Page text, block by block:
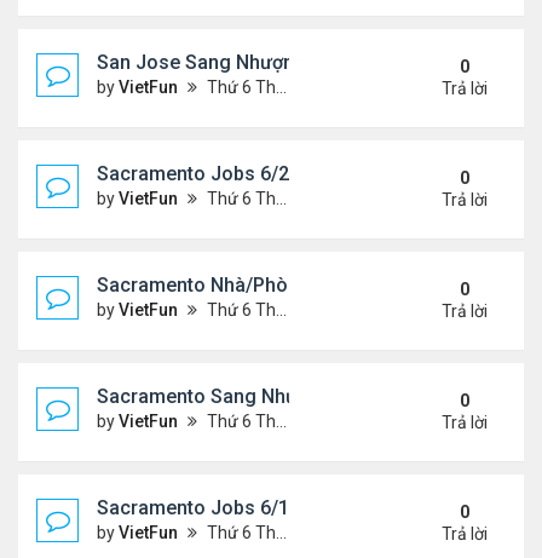
San Jose Sang Nhượng 6/25/21-7/2/21
byVietFun Thứ 6 Tháng 6 25, 2021 2:07 pm
0
Trả lời
Sacramento Jobs 6/25/21- 7/2/21
byVietFun Thứ 6 Tháng 6 25, 2021 2:02 pm
0
Trả lời
Sacramento Nhà/Phòng: 6/25/21- 7/2/21
byVietFun Thứ 6 Tháng 6 25, 2021 2:01 pm
0
Trả lời
Sacramento Sang Nhượng 6/25/21- 7/2/21
byVietFun Thứ 6 Tháng 6 25, 2021 1:54 pm
0
Trả lời
Sacramento Jobs 6/18/21- 6/25/21
byVietFun Thứ 6 Tháng 6 18, 2021 2:07 pm
0
Trả lời